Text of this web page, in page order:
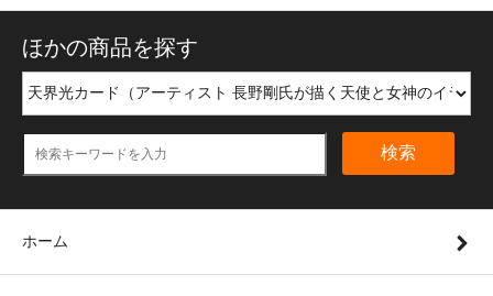
ほかの商品を探す
検索
ホーム